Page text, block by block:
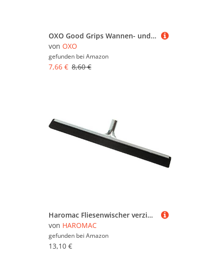
OXO Good Grips Wannen- und Fliesenwischer mit Teleskopstange – Ersatzschrubber
von OXO
gefunden bei Amazon
7,66 € 8,60 €
Haromac Fliesenwischer verzinkt 750 mm, mit Wasserrille, galvanisiert, 02750750
von HAROMAC
gefunden bei Amazon
13,10 €